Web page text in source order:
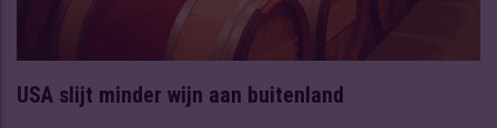
USA slijt minder wijn aan buitenland